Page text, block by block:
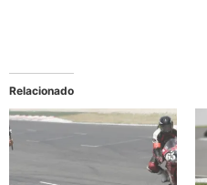
Relacionado